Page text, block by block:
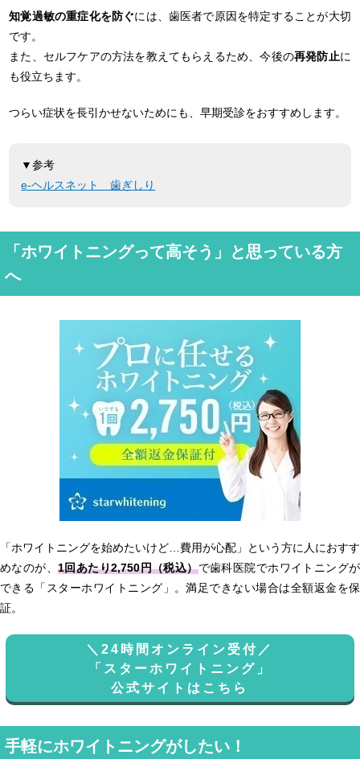
知覚過敏の重症化を防ぐには、歯医者で原因を特定することが大切
です。
また、セルフケアの方法を教えてもらえるため、今後の再発防止に
も役立ちます。
つらい症状を長引かせないためにも、早期受診をおすすめします。
▼参考
e-ヘルスネット 歯ぎしり
「ホワイトニングって高そう」と思っている方
へ
「ホワイトニングを始めたいけど…費用が心配」という方に人におすす
めなのが、1回あたり2,750円（税込）で歯科医院でホワイトニングが
できる「スターホワイトニング」。満足できない場合は全額返金を保
証。
＼24時間オンライン受付／
「スターホワイトニング」
公式サイトはこちら
手軽にホワイトニングがしたい！